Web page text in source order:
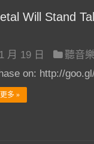
Will Stand
月 19 日 聽音
on: http://
多 »